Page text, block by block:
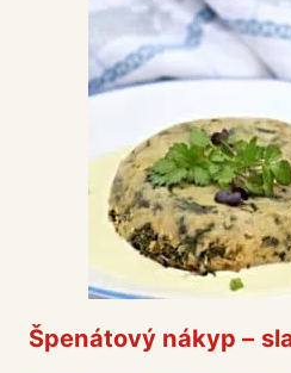
Špenátový nákyp –